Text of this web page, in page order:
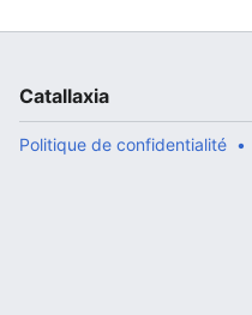
Catallaxia
Politique de confidentialité